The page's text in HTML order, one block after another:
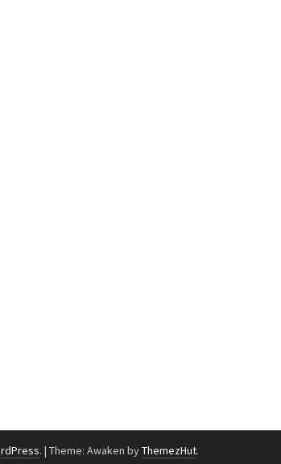
. | Theme: Awaken byThemezHut.